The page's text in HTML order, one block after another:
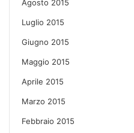
Agosto 2015
Luglio 2015
Giugno 2015
Maggio 2015
Aprile 2015
Marzo 2015
Febbraio 2015